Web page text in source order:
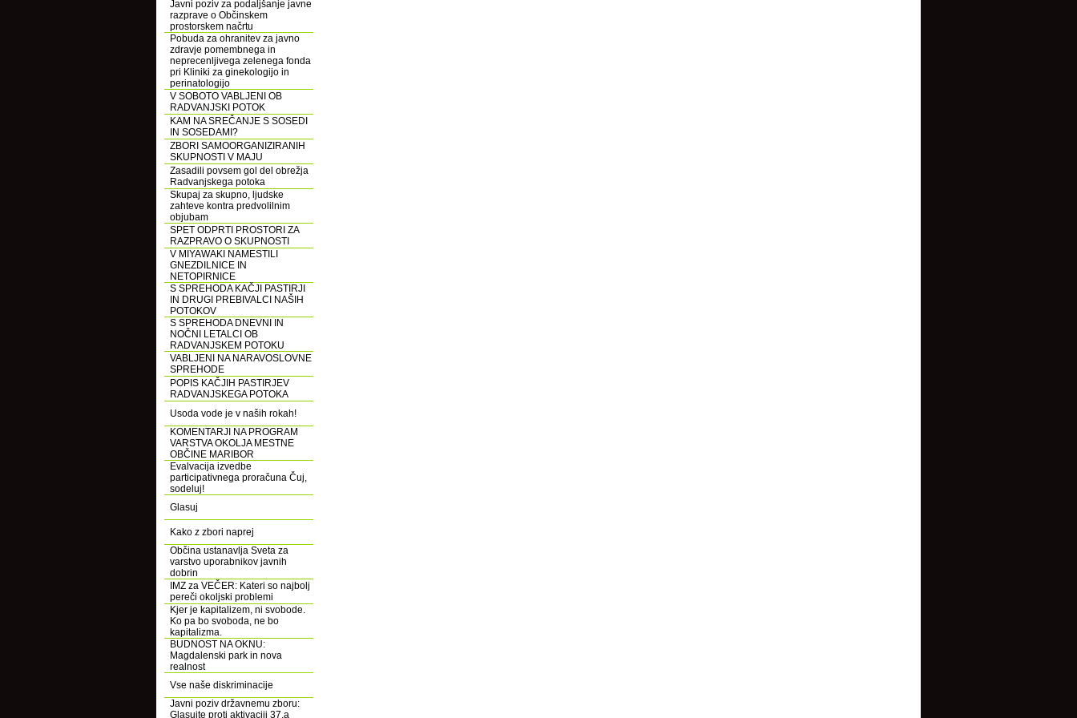
Javni poziv za podaljšanje javne
razprave o Občinskem
prostorskem načrtu
Pobuda za ohranitev za javno
zdravje pomembnega in
neprecenljivega zelenega fonda
pri Kliniki za ginekologijo in
perinatologijo
V SOBOTO VABLJENI OB
RADVANJSKI POTOK
KAM NA SREČANJE S SOSEDI
IN SOSEDAMI?
ZBORI SAMOORGANIZIRANIH
SKUPNOSTI V MAJU
Zasadili povsem gol del obrežja
Radvanjskega potoka
Skupaj za skupno, ljudske
zahteve kontra predvolilnim
objubam
SPET ODPRTI PROSTORI ZA
RAZPRAVO O SKUPNOSTI
V MIYAWAKI NAMESTILI
GNEZDILNICE IN
NETOPIRNICE
S SPREHODA KAČJI PASTIRJI
IN DRUGI PREBIVALCI NAŠIH
POTOKOV
S SPREHODA DNEVNI IN
NOČNI LETALCI OB
RADVANJSKEM POTOKU
VABLJENI NA NARAVOSLOVNE
SPREHODE
POPIS KAČJIH PASTIRJEV
RADVANJSKEGA POTOKA
Usoda vode je v naših rokah!
KOMENTARJI NA PROGRAM
VARSTVA OKOLJA MESTNE
OBČINE MARIBOR
Evalvacija izvedbe
participativnega proračuna Čuj,
sodeluj!
Glasuj
Kako z zbori naprej
Občina ustanavlja Sveta za
varstvo uporabnikov javnih
dobrin
IMZ za VEČER: Kateri so najbolj
pereči okoljski problemi
Kjer je kapitalizem, ni svobode.
Ko pa bo svoboda, ne bo
kapitalizma.
BUDNOST NA OKNU:
Magdalenski park in nova
realnost
Vse naše diskriminacije
Javni poziv državnemu zboru:
Glasujte proti aktivaciji 37.a